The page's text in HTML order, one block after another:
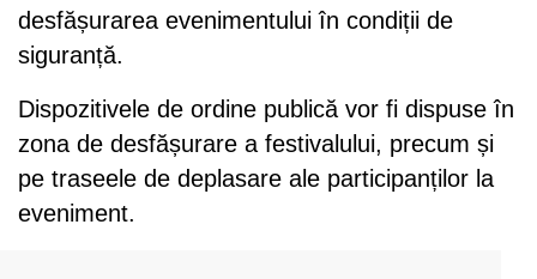
desfășurarea evenimentului în condiții de
siguranță.
Dispozitivele de ordine publică vor fi dispuse în
zona de desfășurare a festivalului, precum și
pe traseele de deplasare ale participanților la
eveniment.